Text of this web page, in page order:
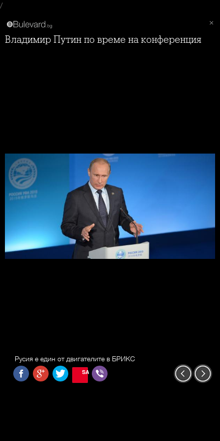
/
Владимир Путин по време на конференция
Русия е един от двигателите в БРИКС
SAVE